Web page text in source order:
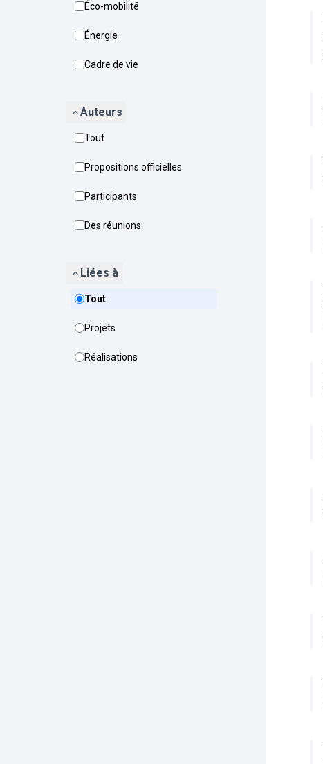
Éco-mobilité
Énergie
Cadre de vie
Auteurs
Tout
Propositions officielles
Participants
Des réunions
Liées à
Tout
Projets
Réalisations